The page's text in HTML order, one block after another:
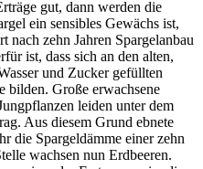
gut, dann werden die
ein sensibles Gewächs ist,
zehn Jahren Spargelanbau
ist, dass sich an den alten,
und Zucker gefüllten
bilden. Große erwachsene
leiden unter dem
Aus diesem Grund ebnete
die Spargeldämme einer zehn
wachsen nun Erdbeeren.